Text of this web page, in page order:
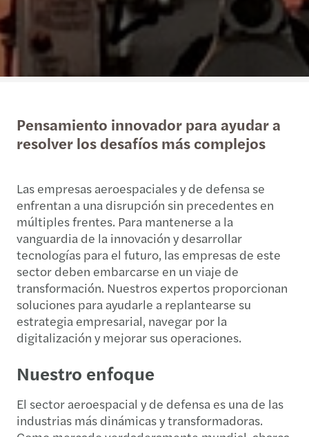
Pensamiento innovador para ayudar a
resolver los desafíos más complejos
Las empresas aeroespaciales y de defensa se
enfrentan a una disrupción sin precedentes en
múltiples frentes. Para mantenerse a la
vanguardia de la innovación y desarrollar
tecnologías para el futuro, las empresas de este
sector deben embarcarse en un viaje de
transformación. Nuestros expertos proporcionan
soluciones para ayudarle a replantearse su
estrategia empresarial, navegar por la
digitalización y mejorar sus operaciones.
Nuestro enfoque
El sector aeroespacial y de defensa es una de las
industrias más dinámicas y transformadoras.